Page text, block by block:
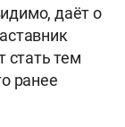
даёт о
стать тем
ранее